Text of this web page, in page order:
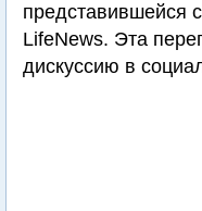
представившейся
LifeNews. Эта
дискуссию в